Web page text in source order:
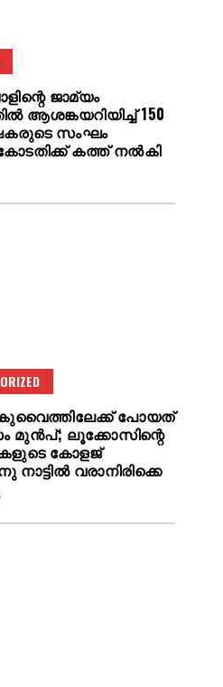
ജാമ്യം
ആശങ്കയറിയിച്ച്‌ 150
സംഘം
കത്ത് നല്‍കി
പോയത്
മുൻപ്; ലൂക്കോസിന്റെ
കോളജ്
വരാനിരിക്കെ